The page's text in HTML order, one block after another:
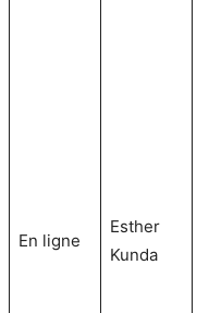
En ligne
Esther
Kunda